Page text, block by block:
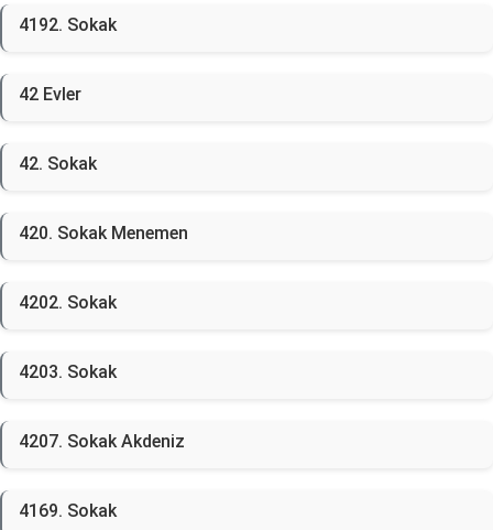
4192. Sokak
42 Evler
42. Sokak
420. Sokak Menemen
4202. Sokak
4203. Sokak
4207. Sokak Akdeniz
4169. Sokak